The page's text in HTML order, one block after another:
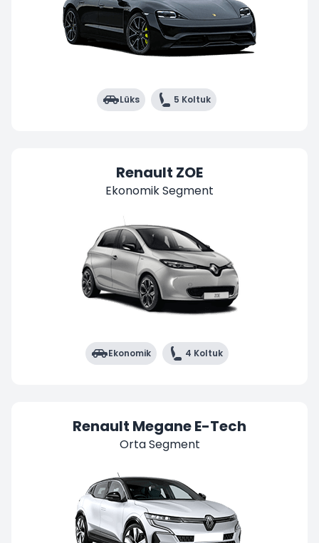
Lüks 5 Koltuk
Renault ZOE
Ekonomik Segment
Ekonomik 4 Koltuk
Renault Megane E-Tech
Orta Segment